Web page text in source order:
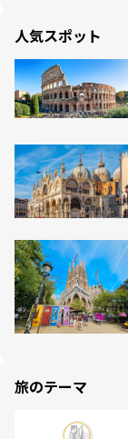
人気スポット
旅のテーマ